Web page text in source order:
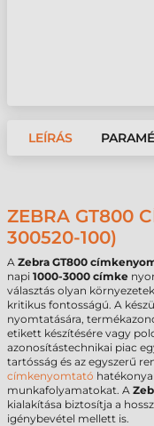
LEÍRÁS
ZEBRA GT800
300520-100)
A Zebra GT800
napi 1000-3000 címke
választás olyan
kritikus fontosságú. A
nyomtatására,
etikett készítésére vagy
azonosítástechnikai piac
tartósság és az egyszerű
címkenyomtató
munkafolyamatokat. A
kialakítása biztosítja a
igénybevétel mellett is.